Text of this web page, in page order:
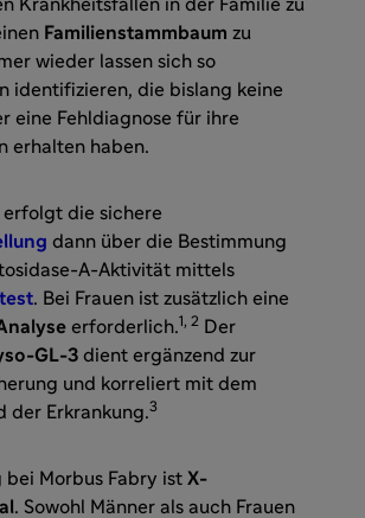
Krankheitsfällen in der Familie zu
Familienstammbaum zu
wieder lassen sich so
identifizieren, die bislang keine
eine Fehldiagnose für ihre
erhalten haben.
erfolgt die sichere
dann über die Bestimmung
A-Aktivität mittels
. Bei Frauen ist zusätzlich eine
erforderlich.1, 2
Der
GL-3 dient ergänzend zur
und korreliert mit dem
der Erkrankung.3
bei Morbus Fabry ist X-
. Sowohl Männer als auch Frauen